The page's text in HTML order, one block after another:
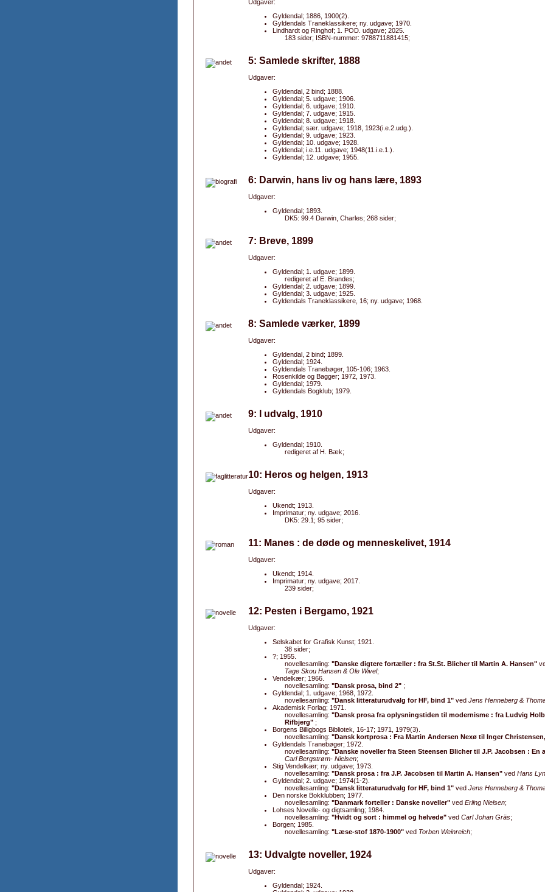
Udgaver:
Gyldendal; 1886, 1900(2).
Gyldendals Traneklassikere; ny. udgave; 1970.
Lindhardt og Ringhof; 1. POD. udgave; 2025.
183 sider; ISBN-nummer: 9788711881415;
5: Samlede skrifter, 1888
Udgaver:
Gyldendal, 2 bind; 1888.
Gyldendal; 5. udgave; 1906.
Gyldendal; 6. udgave; 1910.
Gyldendal; 7. udgave; 1915.
Gyldendal; 8. udgave; 1918.
Gyldendal; sær. udgave; 1918, 1923(i.e.2.udg.).
Gyldendal; 9. udgave; 1923.
Gyldendal; 10. udgave; 1928.
Gyldendal; i.e.11. udgave; 1948(11.i.e.1.).
Gyldendal; 12. udgave; 1955.
6: Darwin, hans liv og hans lære, 1893
Udgaver:
Gyldendal; 1893.
DK5: 99.4 Darwin, Charles; 268 sider;
7: Breve, 1899
Udgaver:
Gyldendal; 1. udgave; 1899.
redigeret af E. Brandes;
Gyldendal; 2. udgave; 1899.
Gyldendal; 3. udgave; 1925.
Gyldendals Traneklassikere, 16; ny. udgave; 1968.
8: Samlede værker, 1899
Udgaver:
Gyldendal, 2 bind; 1899.
Gyldendal; 1924.
Gyldendals Tranebøger, 105-106; 1963.
Rosenkilde og Bagger; 1972, 1973.
Gyldendal; 1979.
Gyldendals Bogklub; 1979.
9: I udvalg, 1910
Udgaver:
Gyldendal; 1910.
redigeret af H. Bæk;
10: Heros og helgen, 1913
Udgaver:
Ukendt; 1913.
Imprimatur; ny. udgave; 2016.
DK5: 29.1; 95 sider;
11: Manes : de døde og menneskelivet, 1914
Udgaver:
Ukendt; 1914.
Imprimatur; ny. udgave; 2017.
239 sider;
12: Pesten i Bergamo, 1921
Udgaver:
Selskabet for Grafisk Kunst; 1921.
38 sider;
?; 1955.
novellesamling: "Danske digtere fortæller : fra St.St. Blicher til Martin A. Hansen"
Tage Skou Hansen & Ole Wivel;
Vendelkær; 1966.
novellesamling: "Dansk prosa, bind 2" ;
Gyldendal; 1. udgave; 1968, 1972.
novellesamling: "Dansk litteraturudvalg for HF, bind 1" ved Jens Henneberg &
Akademisk Forlag; 1971.
novellesamling: "Dansk prosa fra oplysningstiden til modernisme : fra Ludvig
Rifbjerg" ;
Borgens Billigbogs Bibliotek, 16-17; 1971, 1979(3).
novellesamling: "Dansk kortprosa : Fra Martin Andersen Nexø til Inger
Gyldendals Tranebøger; 1972.
novellesamling: "Danske noveller fra Steen Steensen Blicher til J.P. Jacobsen : En
Carl Bergstrøm- Nielsen;
Stig Vendelkær; ny. udgave; 1973.
novellesamling: "Dansk prosa : fra J.P. Jacobsen til Martin A. Hansen" ved Hans
Gyldendal; 2. udgave; 1974(1-2).
novellesamling: "Dansk litteraturudvalg for HF, bind 1" ved Jens Henneberg &
Den norske Bokklubben; 1977.
novellesamling: "Danmark forteller : Danske noveller" ved Erling Nielsen;
Lohses Novelle- og digtsamling; 1984.
novellesamling: "Hvidt og sort : himmel og helvede" ved Carl Johan Gräs;
Borgen; 1985.
novellesamling: "Læse-stof 1870-1900" ved Torben Weinreich;
13: Udvalgte noveller, 1924
Udgaver:
Gyldendal; 1924.